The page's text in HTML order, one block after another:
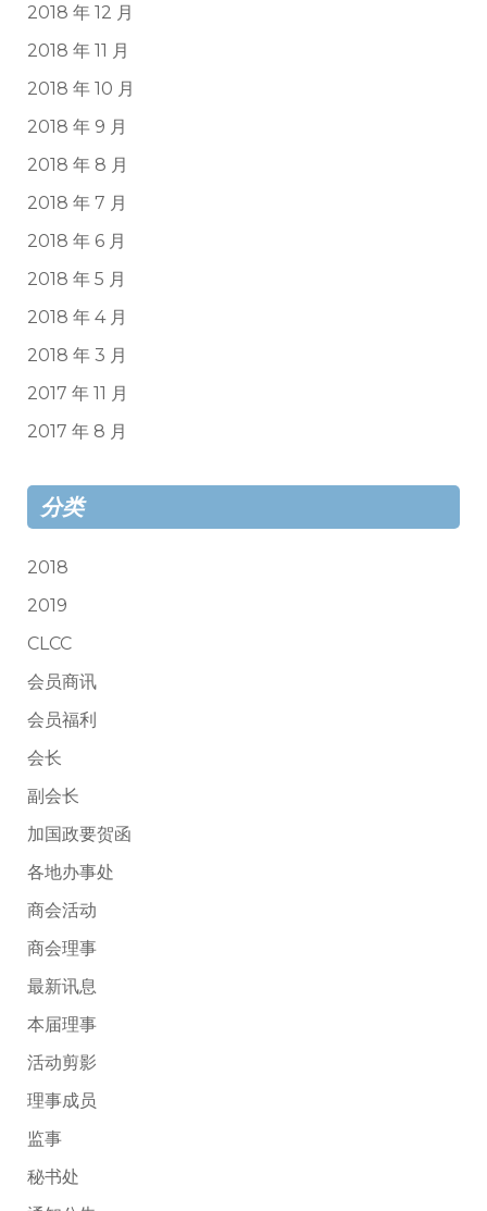
2018 年 12 月
2018 年 11 月
2018 年 10 月
2018 年 9 月
2018 年 8 月
2018 年 7 月
2018 年 6 月
2018 年 5 月
2018 年 4 月
2018 年 3 月
2017 年 11 月
2017 年 8 月
分类
2018
2019
CLCC
会员商讯
会员福利
会长
副会长
加国政要贺函
各地办事处
商会活动
商会理事
最新讯息
本届理事
活动剪影
理事成员
监事
秘书处